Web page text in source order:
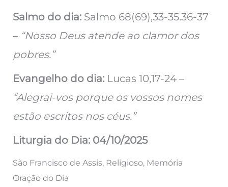
Salmo do dia: Salmo 68(69),33-35.36-37
– “Nosso Deus atende ao clamor dos
pobres.”
Evangelho do dia: Lucas 10,17-24 –
“Alegrai-vos porque os vossos nomes
estão escritos nos céus.”
Liturgia do Dia: 04/10/2025
São Francisco de Assis, Religioso, Memória
Oração do Dia